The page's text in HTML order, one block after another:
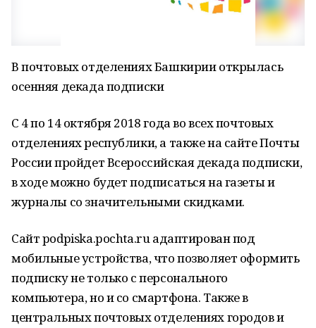
В почтовых отделениях Башкирии открылась
осенняя декада подписки
С 4 по 14 октября 2018 года во всех почтовых
отделениях республики, а также на сайте Почты
России пройдет Всероссийская декада подписки,
в ходе можно будет подписаться на газеты и
журналы со значительными скидками.
Cайт podpiska.pochta.ru адаптирован под
мобильные устройства, что позволяет оформить
подписку не только с персонального
компьютера, но и со смартфона. Также в
центральных почтовых отделениях городов и